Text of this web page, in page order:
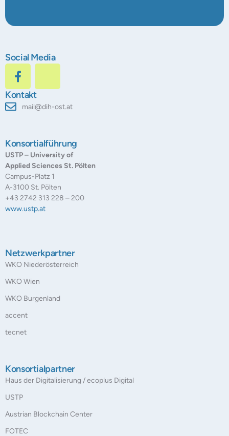
Social Media
Kontakt
mail@dih-ost.at
Konsortialführung
USTP – University of
Applied Sciences St. Pölten
Campus-Platz 1
A-3100 St. Pölten
+43 2742 313 228 – 200
www.ustp.at
Netzwerkpartner
WKO Niederösterreich
WKO Wien
WKO Burgenland
accent
tecnet
Konsortialpartner
Haus der Digitalisierung / ecoplus Digital
USTP
Austrian Blockchain Center
FOTEC